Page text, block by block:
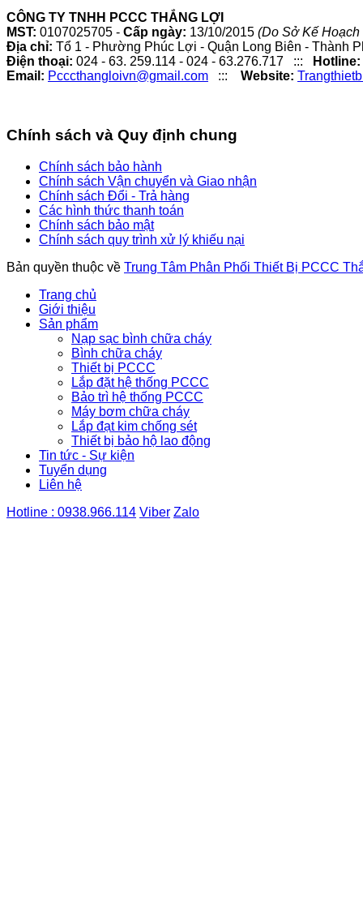
CÔNG TY TNHH PCCC THẮNG LỢI
MST: 0107025705 - Cấp ngày: 13/10/2015 (Do Sở Kế
Địa chỉ: Tổ 1 - Phường Phúc Lợi - Quận Long Biên - Thành
Điện thoại: 024 - 63. 259.114 - 024 - 63.276.717 ::: Hotline:
Email: Pcccthangloivn@gmail.com ::: Website:
Chính sách và Quy định chung
Chính sách bảo hành
Chính sách Vận chuyển và Giao nhận
Chính sách Đổi - Trả hàng
Các hình thức thanh toán
Chính sách bảo mật
Chính sách quy trình xử lý khiếu nại
Bản quyền thuộc về Trung Tâm Phân Phối Thiết Bị PCCC
Trang chủ
Giới thiệu
Sản phẩm
Nạp sạc bình chữa cháy
Bình chữa cháy
Thiết bị PCCC
Lắp đặt hệ thống PCCC
Bảo trì hệ thống PCCC
Máy bơm chữa cháy
Lắp đạt kim chống sét
Thiết bị bảo hộ lao động
Tin tức - Sự kiện
Tuyển dụng
Liên hệ
Hotline : 0938.966.114 Viber Zalo